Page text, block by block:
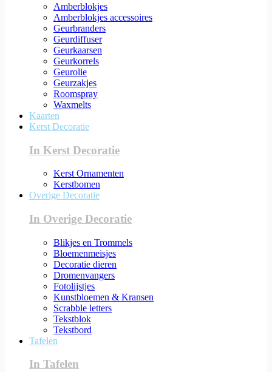
Amberblokjes
Amberblokjes accessoires
Geurbranders
Geurdiffuser
Geurkaarsen
Geurkorrels
Geurolie
Geurzakjes
Roomspray
Waxmelts
Kaarten
Kerst Decoratie
In Kerst Decoratie
Kerst Ornamenten
Kerstbomen
Overige Decoratie
In Overige Decoratie
Blikjes en Trommels
Bloemenmeisjes
Decoratie dieren
Dromenvangers
Fotolijstjes
Kunstbloemen & Kransen
Scrabble letters
Tekstblok
Tekstbord
Tafelen
In Tafelen